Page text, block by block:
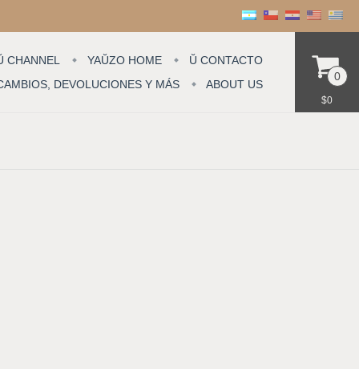
CHANNEL YAŬZO HOME
Ŭ CONTACTO
DEVOLUCIONES Y MÁS
ABOUT US
0
$0